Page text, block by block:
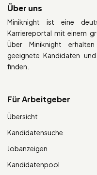
Über uns
Miniknight ist eine
Karriereportal mit einem
Über Miniknight
geeignete Kandidaten
finden.
Für Arbeitgeber
Übersicht
Kandidatensuche
Jobanzeigen
Kandidatenpool